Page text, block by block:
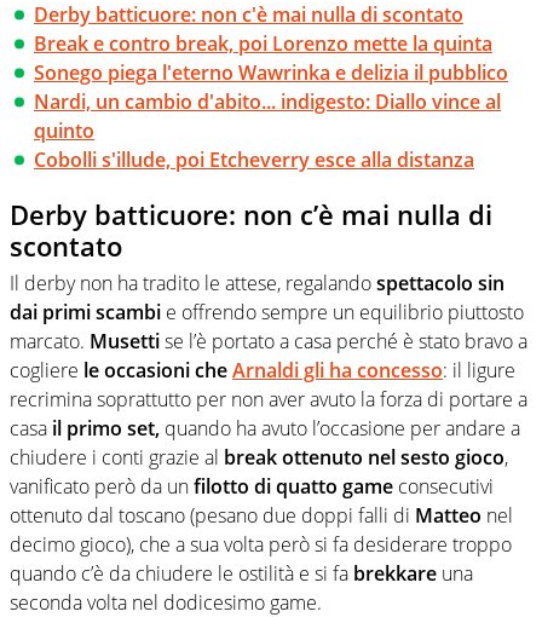
Derby batticuore: non c'è mai nulla di scontato
Break e contro break, poi Lorenzo mette la quinta
Sonego piega l'eterno Wawrinka e delizia il pubblico
Nardi, un cambio d'abito... indigesto: Diallo vince al
quinto
Cobolli s'illude, poi Etcheverry esce alla distanza
Derby batticuore: non c’è mai nulla di
scontato
Il derby non ha tradito le attese, regalandospettacolo sin
dai primi scambi e offrendo sempre un equilibrio piuttosto
marcato. Musettise l’è portato a casa perché è stato bravo a
cogliere le occasioni cheArnaldi gli ha concesso: il ligure
recrimina soprattutto per non aver avuto la forza di portare a
casa il primo set, quando ha avuto l’occasione per andare a
chiudere i conti grazie al break ottenuto nel sesto gioco,
vanificato però da unfilotto di quatto game consecutivi
ottenuto dal toscano (pesano due doppi falli di Matteo nel
decimo gioco), che a sua volta però si fa desiderare troppo
quando c’è da chiudere le ostilità e si fa brekkare una
seconda volta nel dodicesimo game.